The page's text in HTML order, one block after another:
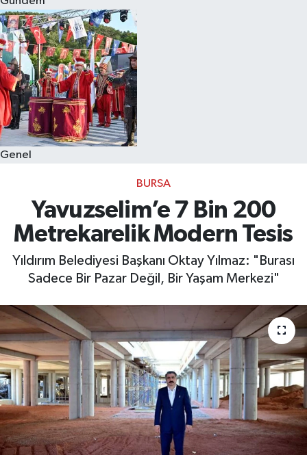
Genel
BURSA
Yavuzselim’e 7 Bin 200
Metrekarelik Modern Tesis
Yıldırım Belediyesi Başkanı Oktay Yılmaz: "Burası
Sadece Bir Pazar Değil, Bir Yaşam Merkezi"
Eğitim
Sağlık
Dünya
Magazin
Kültür & Sanat
Teknoloji
Bilim
Genel
Bilim, Teknoloji